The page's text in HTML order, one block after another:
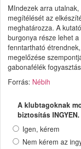
MIndezek arra
megítélését az
meghatározza. A
burgonya része lehet
fenntartható
megelőzése
gabonafélék
Forrás: Nébih
A klubtagoknak
biztosítás
Igen, kérem
Nem kérem az